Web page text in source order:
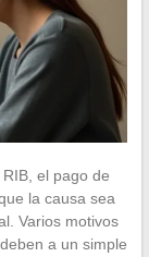
el pago de
la causa sea
Varios motivos
a un simple